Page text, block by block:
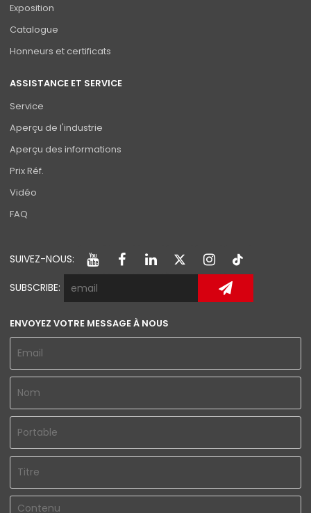
Exposition
Catalogue
Honneurs et certificats
ASSISTANCE ET SERVICE
Service
Aperçu de l'industrie
Aperçu des informations
Prix Réf.
Vidéo
FAQ
SUIVEZ-NOUS:
SUBSCRIBE:
ENVOYEZ VOTRE MESSAGE À NOUS